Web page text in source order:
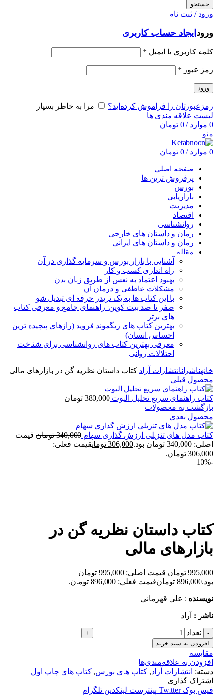
جستجو
ورود / ثبت نام
ورود ایجاد حساب کاربری
کلمه کاربری یا ایمیل *
رمز عبور *
ورود
رمزعبورتان را فراموش کرده‌اید؟
مرا به خاطر بسپار
لیست علاقه مندی ها
0 موارد /
0 تومان
منو
0 موارد /
0 تومان
صفحه اصلی
پرفروش ترین ها
بورس
بازاریابی
مدیریت
اقتصاد
روانشناسی
رمان و داستان های خارجی
رمان و داستان های ایرانی
مقاله
آشنایی با بازار بورس و سرمایه گذاری در آن
راه اندازی کسب و کار
بهبود اعتماد به نفس از طریق زبان بدن
مشکلات عاطفی و درمان آن
با این کتاب ها به یک تریدر حرفه ای تبدیل شو
صفر تا صد بیت کوین: راهنمای جامع و معرفی کتاب
های برتر
بهترین کتاب های زیگموند فروید (رازهای پیچیده ترین
احساس انسان)
معرفی بهترین کتاب های روانشناسی برای شناخت
اختلالات روانی
خانهناشرانانتشارات آراد کتاب داستان نظریه گن در بازارهای مالی
محصول قبلی
کتاب راهنمای سریع تحلیل الیوت 380,000 تومان
بازگشت به محصولات
محصول بعدی
کتاب مدل های تنزیلی ارزش گذاری سهام 340,000 تومان قیمت
اصلی: 340,000 تومان بود.
306,000 تومانقیمت فعلی:
306,000 تومان.
-10%
کتاب داستان نظریه گن در
بازارهای مالی
995,000 تومان
قیمت اصلی: 995,000 تومان
بود.896,000 تومانقیمت فعلی: 896,000 تومان.
نويسنده : علی قهرمانی
ناشر : آراد
تعداد
افزودن به سبد خرید
مقایسه
افزودن به علاقه‌مندی‌ها
دسته: انتشارات آراد, کتاب های بورس, کتاب های چاپ اول
اشتراک گذاری
فیس بوک Twitter پینترست لینکدین تلگرام